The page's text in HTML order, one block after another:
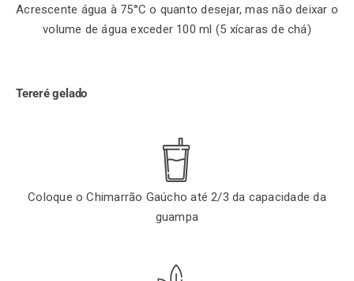
Acrescente água à 75°C o quanto desejar, mas não deixar o
volume de água exceder 100 ml (5 xícaras de chá)
Tereré gelado
Coloque o Chimarrão Gaúcho até 2/3 da capacidade da
guampa